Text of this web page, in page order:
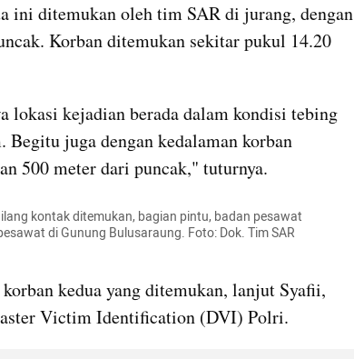
ini ditemukan oleh tim SAR di jurang, dengan
Korban ditemukan sekitar pukul 14.20
lokasi kejadian berada dalam kondisi tebing
Begitu juga dengan kedalaman korban
500 meter dari puncak," tuturnya.
kontak ditemukan, bagian pintu, badan pesawat
di Gunung Bulusaraung. Foto: Dok. Tim SAR
kedua yang ditemukan, lanjut Syafii,
Victim Identification (DVI) Polri.